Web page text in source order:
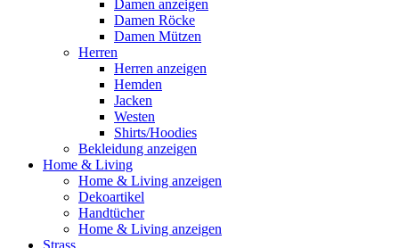
Damen anzeigen
Damen Röcke
Damen Mützen
Herren
Herren anzeigen
Hemden
Jacken
Westen
Shirts/Hoodies
Bekleidung anzeigen
Home & Living
Home & Living anzeigen
Dekoartikel
Handtücher
Home & Living anzeigen
Strass